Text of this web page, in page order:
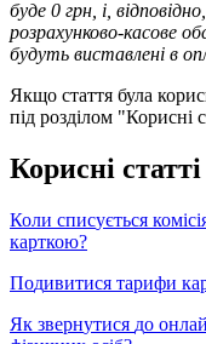
буде 0 грн і відповідно
розрахунково-касове об
будуть виставлені в оп
Якщо стаття була корис
під розділом "Корисні с
Корисні статті
Коли списується комісі
карткою?
Подивитися тарифи ка
Як звернутися до онлай